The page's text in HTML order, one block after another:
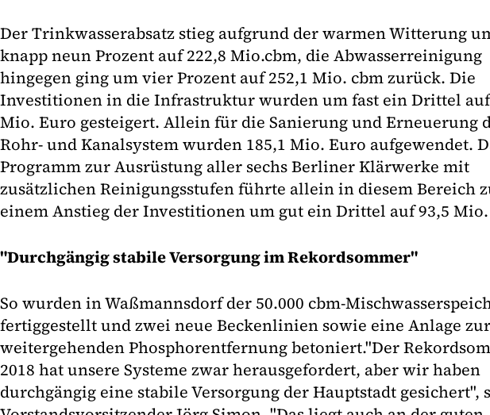
Der Trinkwasserabsatz stieg aufgrund der warmen Witterung
knapp neun Prozent auf 222,8 Mio.cbm, die Abwasserreinigung
hingegen ging um vier Prozent auf 252,1 Mio. cbm zurück. Die
Investitionen in die Infrastruktur wurden um fast ein Drittel auf
Mio. Euro gesteigert. Allein für die Sanierung und Erneuerung
Rohr- und Kanalsystem wurden 185,1 Mio. Euro aufgewendet.
Programm zur Ausrüstung aller sechs Berliner Klärwerke mit
zusätzlichen Reinigungsstufen führte allein in diesem Bereich
einem Anstieg der Investitionen um gut ein Drittel auf 93,5
"Durchgängig stabile Versorgung im Rekordsommer"
So wurden in Waßmannsdorf der 50.000 cbm-
fertiggestellt und zwei neue Beckenlinien sowie eine Anlage zur
weitergehenden Phosphorentfernung betoniert."Der
2018 hat unsere Systeme zwar herausgefordert, aber wir haben
durchgängig eine stabile Versorgung der Hauptstadt gesichert",